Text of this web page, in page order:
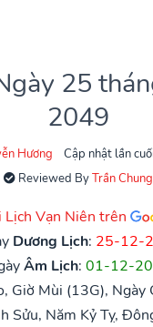
25
2049
Hương
Cập nhật lần
Reviewed ByTrần Chung
Lịch Vạn Niên trên
Dương Lịch: 25-12-
Âm Lịch: 01-12-
Giờ Mùi (13G), Ngày
Sửu, Năm Kỷ Tỵ,